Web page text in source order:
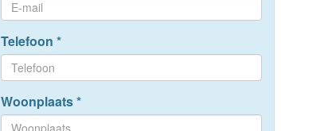
Telefoon *
Woonplaats*